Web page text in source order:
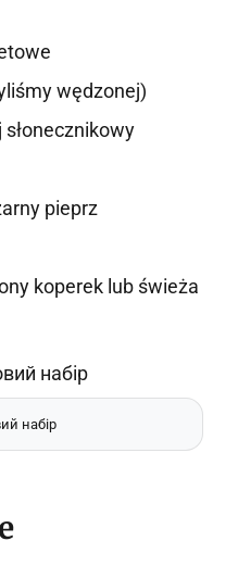
wędzonej)
pieprz
koperek lub świeża
набір